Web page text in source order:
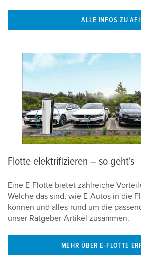
ALLE INFOS ZU
Flotte elektrifizieren – so geht's
Eine E-Flotte bietet zahlreiche
Welche das sind, wie E-Autos in die
können und alles rund um die
unser Ratgeber-Artikel zusammen.
MEHR ÜBER E-FLOTTE